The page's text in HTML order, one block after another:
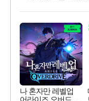
최대 90% 할인가
네이버혜택과 함께
50%할인&추가 적
이니&베니 혜택까
네이버 혜택가와
할인&네이버혜택
네이버페이 혜택과
40주년 프로모션으
할인가에 만나보세
일부 에디션 상시
혜택으로 예약 판
편안하게 충전하세
나 혼자만 레벨업